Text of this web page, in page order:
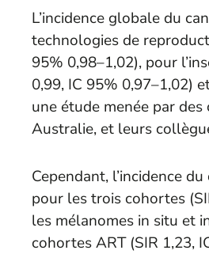
L’incidence globale du
technologies de
95% 0,98–1,02), pour
0,99, IC 95% 0,97–1,02)
une étude menée par
Australie, et leurs
Cependant, l’incidence
pour les trois cohortes
les mélanomes in situ et
cohortes ART (SIR 1,23,